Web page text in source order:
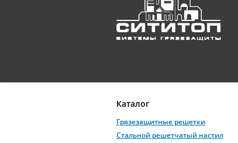
Каталог
Грязезащитные решетки
Стальной решетчатый настил